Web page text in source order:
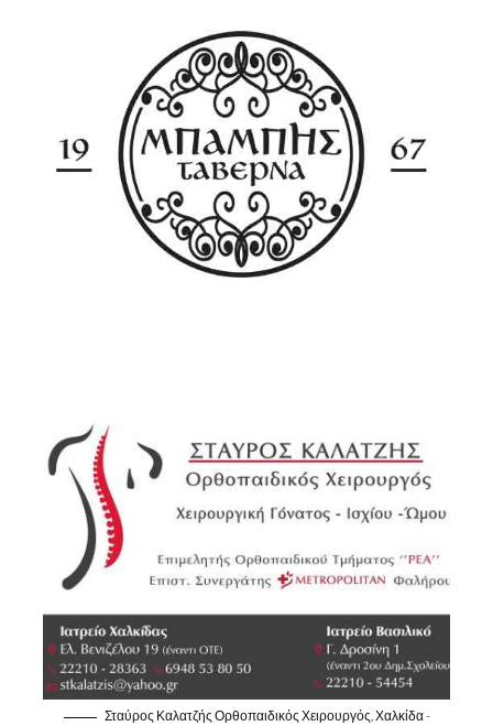
Σταύρος Καλατζής Ορθοπαιδικός Χειρουργός, Χαλκίδα -